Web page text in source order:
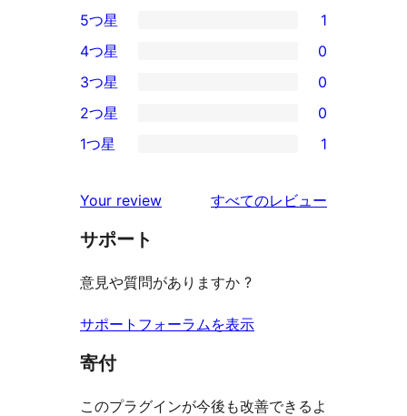
1
5-
星
レ
ビ
ー
5つ星 1
4-
星
レ
ュ
ー
4つ星 0
0
3-
星
ビ
ュ
3つ星 0
2-
レ
ビ
ー
2つ星 0
星
レ
ュ
ー
1つ星 1
Your review すべてのレビュー
サポート
意見や質問がありますか ?
サポートフォーラムを表示
寄付
このプラグインが今後も改善できるよ